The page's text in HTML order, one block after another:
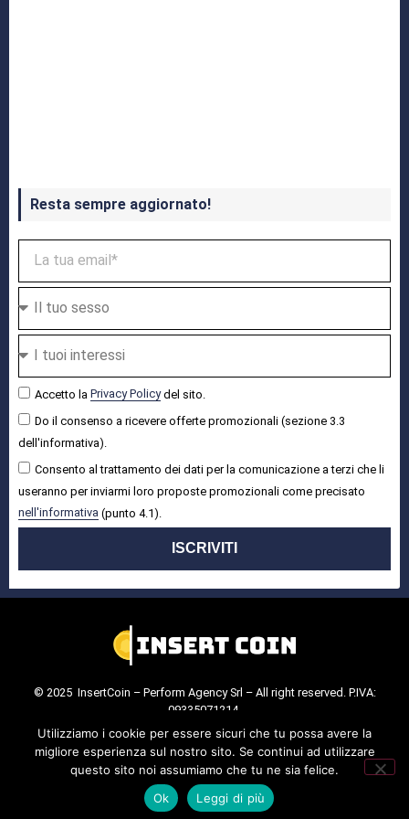
Resta sempre aggiornato!
Accetto la Privacy Policydel sito.
Do il consenso a ricevere offerte promozionali (sezione 3.3
dell'informativa).
Consento al trattamento dei dati per la comunicazione a terzi che li
useranno per inviarmi loro proposte promozionali come precisato
nell'informativa (punto 4.1).
ISCRIVITI
© 2025 InsertCoin – Perform Agency Srl – All right reserved. P.IVA:
09335071214.
Cookie Policy
Privacy Policy.
Utilizziamo i cookie per essere sicuri che tu possa avere la
migliore esperienza sul nostro sito. Se continui ad utilizzare
questo sito noi assumiamo che tu ne sia felice.
Ok
Leggi di più